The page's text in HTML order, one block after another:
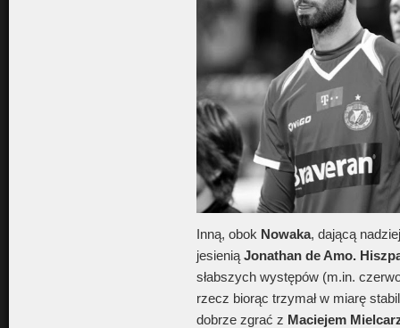
Inną, obok Nowaka, dającą
jesienią Jonathan de Amo.
słabszych występów (m.in.
rzecz biorąc trzymał w miarę
dobrze zgrać z Maciejem